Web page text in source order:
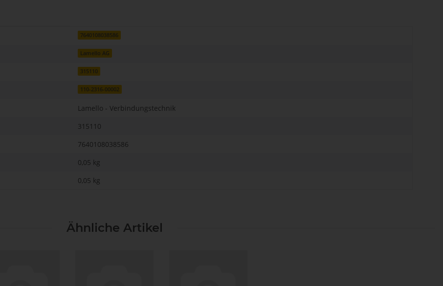
7640108038586
Lamello AG
315110
110-2316-00002
Lamello - Verbindungstechnik
315110
7640108038586
0,05 kg
0,05 kg
Ähnliche Artikel